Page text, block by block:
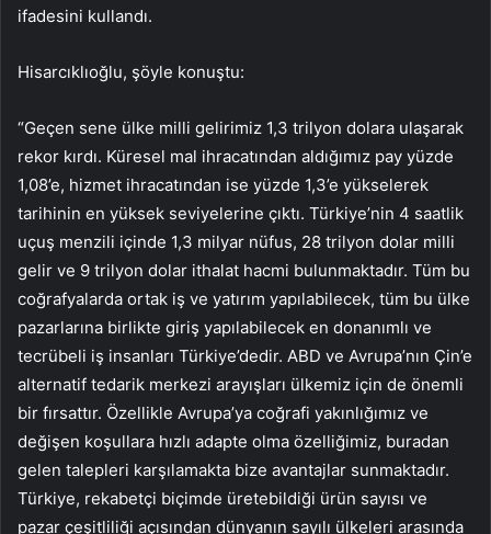
ifadesini kullandı.
Hisarcıklıoğlu, şöyle konuştu:
“Geçen sene ülke milli gelirimiz 1,3 trilyon dolara ulaşarak
rekor kırdı. Küresel mal ihracatından aldığımız pay yüzde
1,08’e, hizmet ihracatından ise yüzde 1,3’e yükselerek
tarihinin en yüksek seviyelerine çıktı. Türkiye’nin 4 saatlik
uçuş menzili içinde 1,3 milyar nüfus, 28 trilyon dolar milli
gelir ve 9 trilyon dolar ithalat hacmi bulunmaktadır. Tüm bu
coğrafyalarda ortak iş ve yatırım yapılabilecek, tüm bu ülke
pazarlarına birlikte giriş yapılabilecek en donanımlı ve
tecrübeli iş insanları Türkiye’dedir. ABD ve Avrupa’nın Çin’e
alternatif tedarik merkezi arayışları ülkemiz için de önemli
bir fırsattır. Özellikle Avrupa’ya coğrafi yakınlığımız ve
değişen koşullara hızlı adapte olma özelliğimiz, buradan
gelen talepleri karşılamakta bize avantajlar sunmaktadır.
Türkiye, rekabetçi biçimde üretebildiği ürün sayısı ve
pazar çeşitliliği açısından dünyanın sayılı ülkeleri arasında